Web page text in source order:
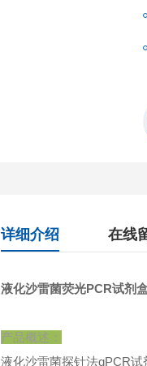
详细介绍 在线
液化沙雷菌荧光PCR试剂
产品概述：
液化沙雷菌探针法qPCR试